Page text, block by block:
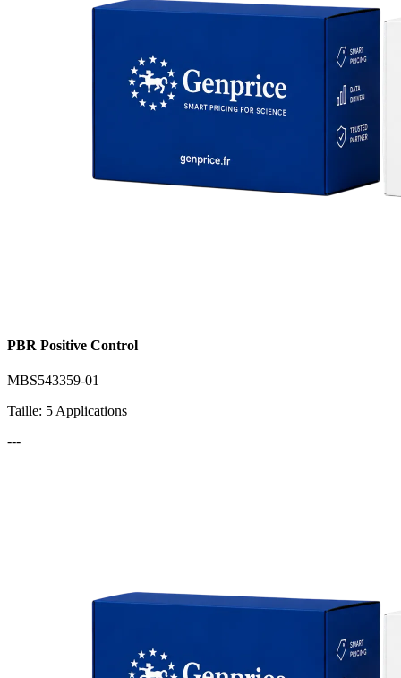
PBR Positive Control
MBS543359-01
Taille: 5 Applications
---